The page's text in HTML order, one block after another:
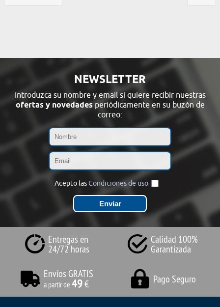
NEWSLETTER
Introduzca su nombre y email si quiere recibir nuestras
ofertas y novedades periódicamente en su buzón de
correo:
Acepto lasCondiciones de uso
Entregas en
24/72 horas
Calidad 100%
Garantizada
Envíos GRATIS
a partir de49€ Pago Seguro